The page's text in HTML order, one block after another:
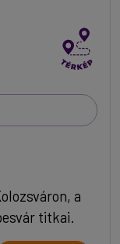
a
titkai.